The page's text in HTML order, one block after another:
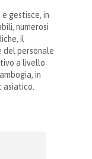
gestisce, in
numerosi
il
del personale
a livello
in
asiatico.